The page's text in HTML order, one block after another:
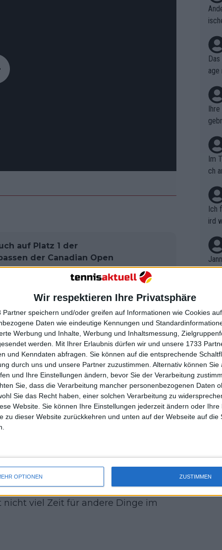
Wir respektieren Ihre Privatsphäre
Partner speichern und/oder greifen auf Informationen wie Cookies
Daten wie eindeutige Kennungen und
Werbung und Inhalte, Werbung und Inhaltsmessung,
werden. Mit Ihrer Erlaubnis dürfen wir und unsere 1733
und Kenndaten abfragen. Sie können auf die entsprechende
durch uns und unsere Partner zuzustimmen. Alternativ können Sie
und Ihre Einstellungen ändern, bevor Sie der Verarbeitung
Sie, dass die Verarbeitung mancher personenbezogenen Daten
Sie das Recht haben, einer solchen Verarbeitung zu
Website. Sie können Ihre Einstellungen jederzeit ändern oder Ihre
zu dieser Website zurückkehren und unten auf der Webseite auf die
OPTIONEN ZUSTIMMEN
auf Platz 1 der
der Canadian Open
er sie alle schon vor sieben oder
Bonus", sagte Djokovic in der
Stories".
sein ganzes Leben, ich erwarte, dass
nach dem Ende seiner Karriere tun
hat, was hoffentlich nächstes Jahr
so engagiert ist und sein Leben
nicht das Ende, aber in anderthalb
- ich denke, dass er seit einiger Zeit
zu machen. Es ist körperlich und
er sich 30 Jahre lang voll einsetzt
viel Zeit für andere Dinge im
age
ben.
Im
ch
Ich
ird
r in
em
t,
B.
on
uss
mal
des
n
nt.
kel